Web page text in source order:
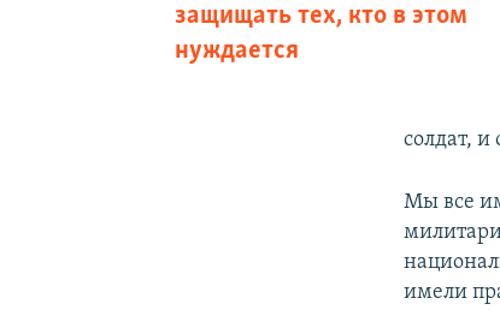
защищать тех, кто в этом
нуждается
солдат,
Мы все
имели